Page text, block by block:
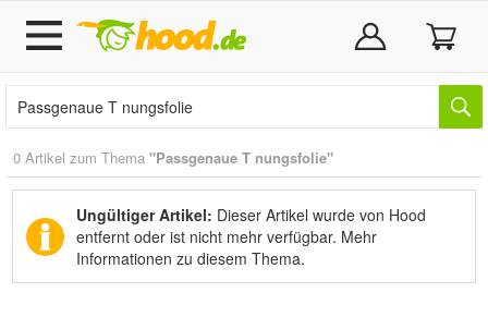
0 Artikel zum Thema "Passgenaue T nungsfolie"
Ungültiger Artikel: Dieser Artikel wurde von Hood
entfernt oder ist nicht mehr verfügbar. Mehr
Informationen zu diesem Thema.